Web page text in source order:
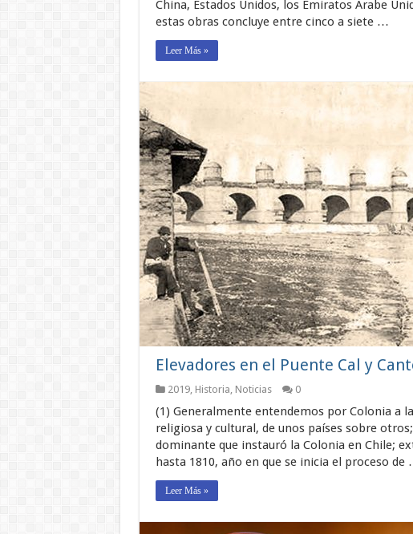
China, Estados Unidos, los Emiratos Árabe
estas obras concluye entre cinco a siete …
Leer Más »
Elevadores en el Puente Cal y
2019, Historia, Noticias 0
(1) Generalmente entendemos por Colonia a
religiosa y cultural, de unos países sobre
dominante que instauró la Colonia en Chile;
hasta 1810, año en que se inicia el proceso de
Leer Más »